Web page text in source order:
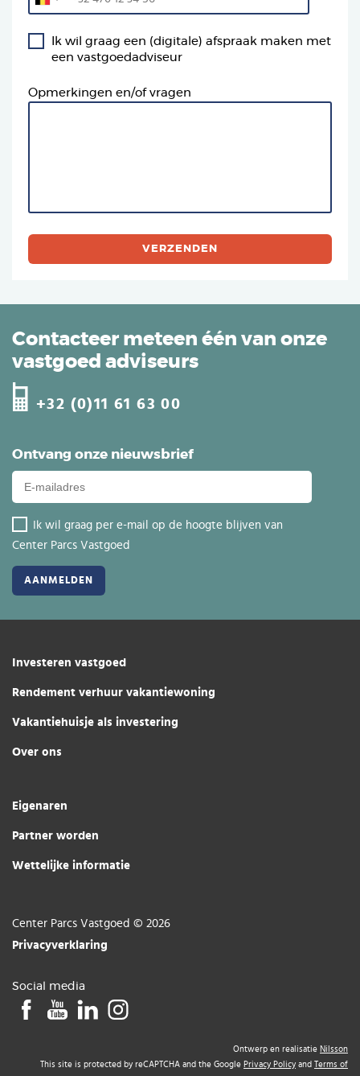
Ik wil graag een (digitale) afspraak maken met
een vastgoedadviseur
Opmerkingen en/of vragen
Ontvang onze nieuwsbrief
Ik wil graag per e-mail op de hoogte blijven van
Center Parcs Vastgoed
Contacteer meteen één van onze
vastgoed adviseurs
+32 (0)11 61 63 00
Investeren vastgoed
Rendement verhuur vakantiewoning
Vakantiehuisje als investering
Over ons
Eigenaren
Partner worden
Wettelijke informatie
Center Parcs Vastgoed © 2026
Privacyverklaring
Social media
Ontwerp en realisatie Nilsson
This site is protected by reCAPTCHA and the Google Privacy Policy and Terms of